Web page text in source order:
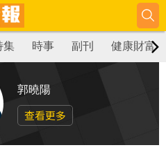
集 時事 副刊 健康財富
郭曉陽
查看更多